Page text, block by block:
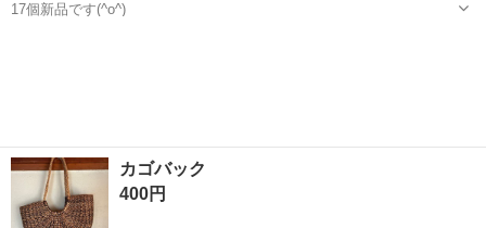
17個新品です(^o^)
カゴバック
400円